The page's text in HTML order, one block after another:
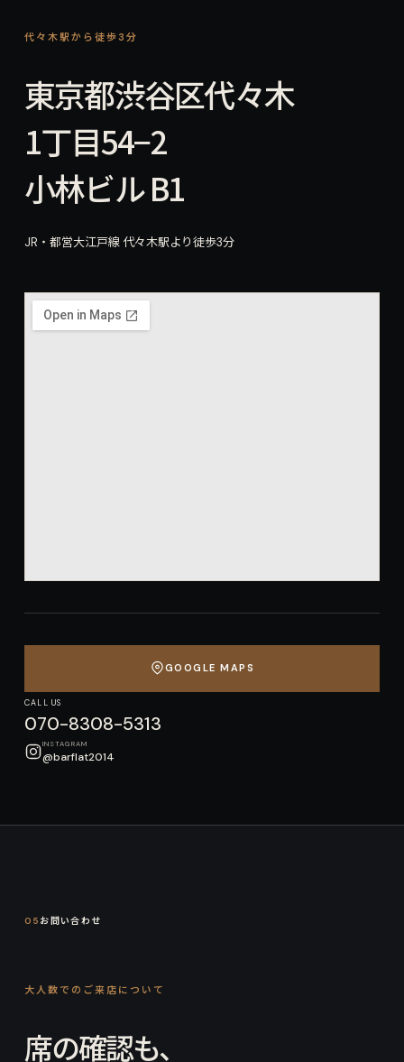
代々木駅から徒歩3分
東京都渋谷区代々木
1丁目54−2
小林ビル B1
JR・都営大江戸線 代々木駅より徒歩3分
GOOGLE MAPS
CALL US
070-8308-5313
INSTAGRAM
@barflat2014
05 お問い合わせ
大人数でのご来店について
席の確認も、